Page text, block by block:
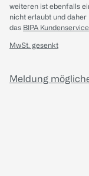
weiteren ist ebenfalls
nicht erlaubt und daher
das BIPA Kundenservice
MwSt. gesenkt
Meldung